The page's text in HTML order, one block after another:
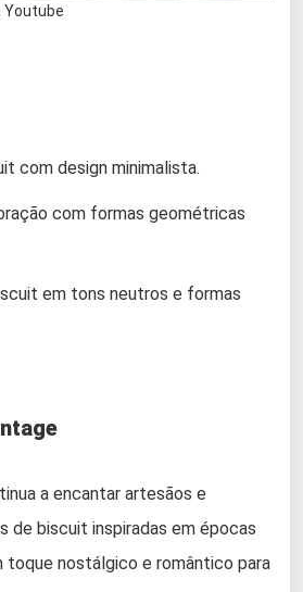
Youtube
com design minimalista.
com formas geométricas
em tons neutros e formas
a encantar artesãos e
de biscuit inspiradas em épocas
toque nostálgico e romântico para